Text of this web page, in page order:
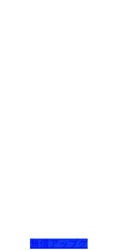
無償アップグ